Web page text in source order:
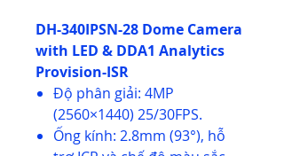
DH-340IPSN-28 Dome Camera
with LED & DDA1 Analytics
Provision-ISR
Độ phân giải: 4MP
(2560×1440) 25/30FPS.
Ống kính: 2.8mm (93°), hỗ